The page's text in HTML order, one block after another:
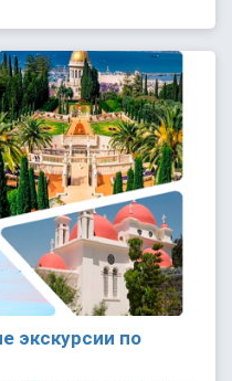
экскурсии по